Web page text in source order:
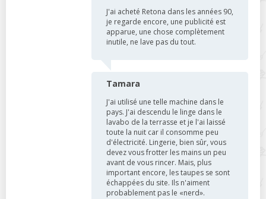
J'ai acheté Retona dans les années 90,
je regarde encore, une publicité est
apparue, une chose complètement
inutile, ne lave pas du tout.
Tamara
J'ai utilisé une telle machine dans le
pays. J'ai descendu le linge dans le
lavabo de la terrasse et je l'ai laissé
toute la nuit car il consomme peu
d'électricité. Lingerie, bien sûr, vous
devez vous frotter les mains un peu
avant de vous rincer. Mais, plus
important encore, les taupes se sont
échappées du site. Ils n'aiment
probablement pas le «nerd».